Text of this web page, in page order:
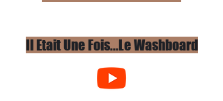
Il Etait Une Fois...Le Washboard